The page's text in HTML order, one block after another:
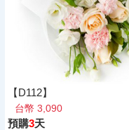
【D112】
台幣 3,090
預購3天